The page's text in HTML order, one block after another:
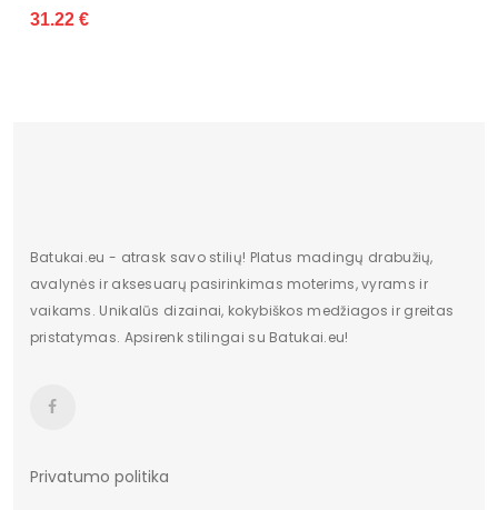
Batukai.eu - atrask savo stilių! Platus madingų drabužių,
avalynės ir aksesuarų pasirinkimas moterims, vyrams ir
vaikams. Unikalūs dizainai, kokybiškos medžiagos ir greitas
pristatymas. Apsirenk stilingai su Batukai.eu!
Privatumo politika